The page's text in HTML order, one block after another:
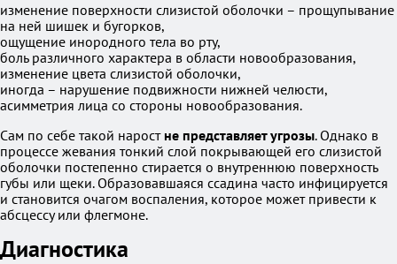
изменение поверхности слизистой оболочки – прощупывание
на ней шишек и бугорков,
ощущение инородного тела во рту,
боль различного характера в области новообразования,
изменение цвета слизистой оболочки,
иногда – нарушение подвижности нижней челюсти,
асимметрия лица со стороны новообразования.
Сам по себе такой нарост не представляет угрозы. Однако в
процессе жевания тонкий слой покрывающей его слизистой
оболочки постепенно стирается о внутреннюю поверхность
губы или щеки. Образовавшаяся ссадина часто инфицируется
и становится очагом воспаления, которое может привести к
абсцессу или флегмоне.
Диагностика